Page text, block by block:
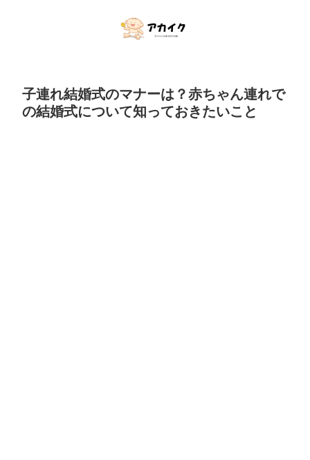
子連れ結婚式のマナーは？赤ちゃん連れで
の結婚式について知っておきたいこと